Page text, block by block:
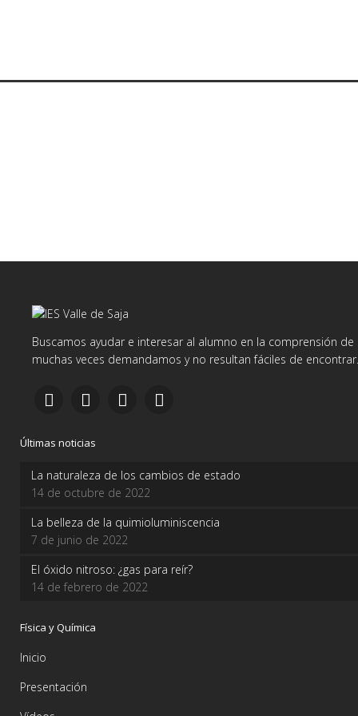
Buscamos ayudar e interesar al alumno en la comprensión
muchas veces demandamos y no resultan fáciles de encontrar.
Últimas noticias
La naturaleza de los cambios de estado
14 de octubre de 2022
La belleza de la quimioluminiscencia
7 de junio de 2022
El óxido nitroso: ¿gas para reír?
14 de febrero de 2022
Física y Química
Inicio
Presentación